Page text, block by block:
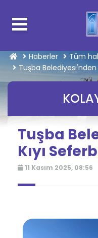
Haberler
Tüm
Tuşba Belediyesi'nden
Tuşba
Kıyı
11 Kasım 2025, 08:56